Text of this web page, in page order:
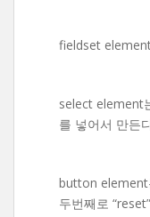
fieldset
select element
를 넣어서 만든
button element
두번째로